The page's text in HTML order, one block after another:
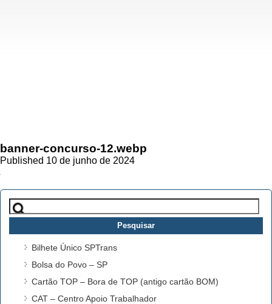
banner-concurso-12.webp
Published 10 de junho de 2024
Pesquisar
por:
Bilhete Único SPTrans
Bolsa do Povo – SP
Cartão TOP – Bora de TOP (antigo cartão BOM)
CAT – Centro Apoio Trabalhador